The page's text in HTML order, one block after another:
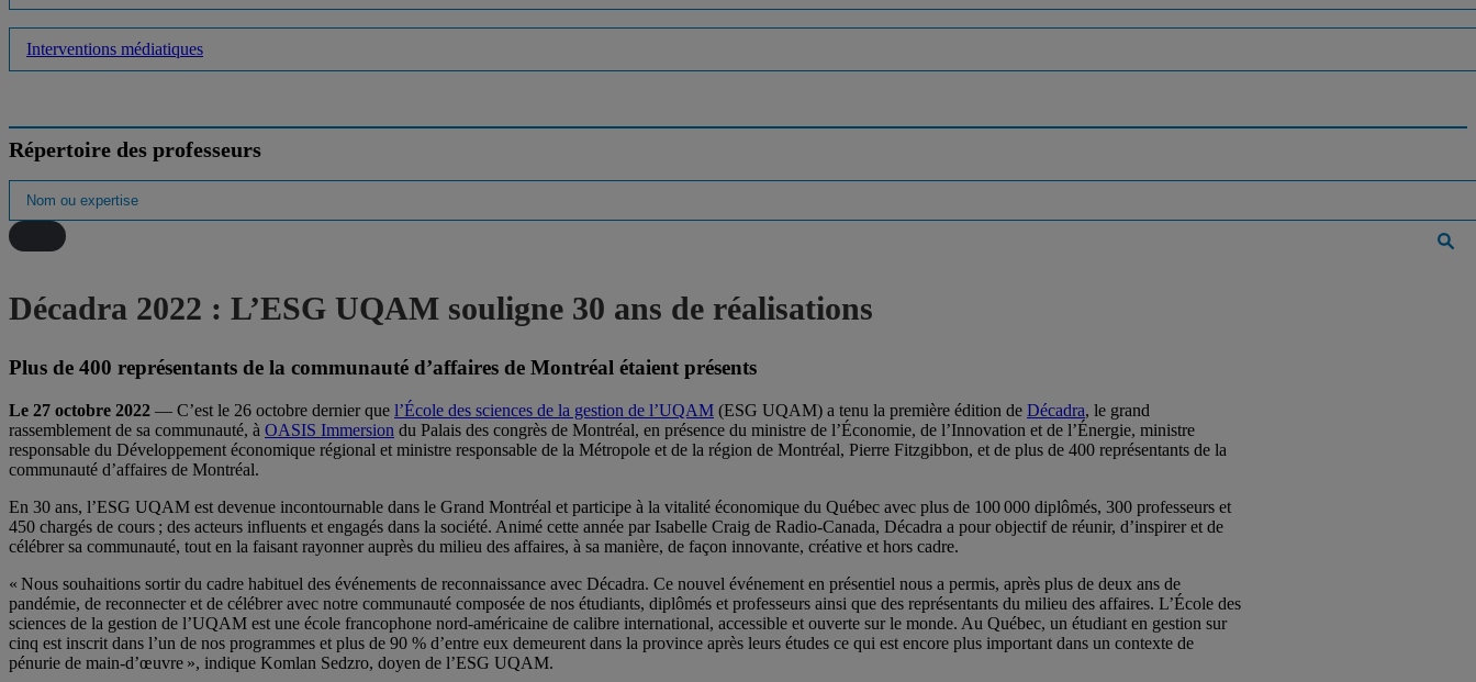
Interventions médiatiques
Répertoire des professeurs
Décadra 2022 : L’ESG UQAM souligne 30 ans de réalisations
Plus de 400 représentants de la communauté d’affaires de Montréal étaient présents
Le 27 octobre 2022 — C’est le 26 octobre dernier que l’École des sciences de la gestion de l’UQAM (ESG UQAM) a tenu la première édition de Décadra, le grand
rassemblement de sa communauté, à OASIS Immersion du Palais des congrès de Montréal, en présence du ministre de l’Économie, de l’Innovation et de l’Énergie, ministre
responsable du Développement économique régional et ministre responsable de la Métropole et de la région de Montréal, Pierre Fitzgibbon, et de plus de 400 représentants de la
communauté d’affaires de Montréal.
En 30 ans, l’ESG UQAM est devenue incontournable dans le Grand Montréal et participe à la vitalité économique du Québec avec plus de 100 000 diplômés, 300 professeurs et
450 chargés de cours ; des acteurs influents et engagés dans la société. Animé cette année par Isabelle Craig de Radio-Canada, Décadra a pour objectif de réunir, d’inspirer et de
célébrer sa communauté, tout en la faisant rayonner auprès du milieu des affaires, à sa manière, de façon innovante, créative et hors cadre.
« Nous souhaitions sortir du cadre habituel des événements de reconnaissance avec Décadra. Ce nouvel événement en présentiel nous a permis, après plus de deux ans de
pandémie, de reconnecter et de célébrer avec notre communauté composée de nos étudiants, diplômés et professeurs ainsi que des représentants du milieu des affaires. L’École des
sciences de la gestion de l’UQAM est une école francophone nord-américaine de calibre international, accessible et ouverte sur le monde. Au Québec, un étudiant en gestion sur
cinq est inscrit dans l’un de nos programmes et plus de 90 % d’entre eux demeurent dans la province après leurs études ce qui est encore plus important dans un contexte de
pénurie de main-d’œuvre », indique Komlan Sedzro, doyen de l’ESG UQAM.